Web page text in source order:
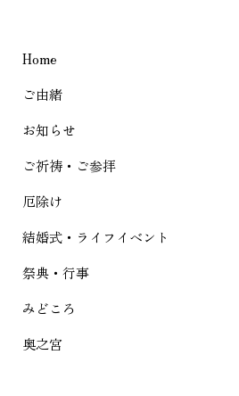
ビ
ー
シ
ョ
ン
Home
ご由緒
お知らせ
ご祈祷・ご参拝
厄除け
結婚式・ライフイベント
祭典・行事
みどころ
奥之宮